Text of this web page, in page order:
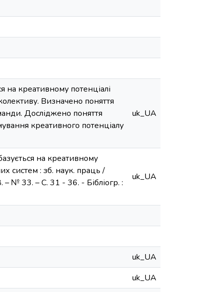
на креативному потенціалі
Визначено поняття
Досліджено поняття
креативного потенціалу
uk_UA
на креативному
систем : зб. наук. праць /
– № 33. – С. 31 - 36. - Бібліогр. :
uk_UA
uk_UA
uk_UA